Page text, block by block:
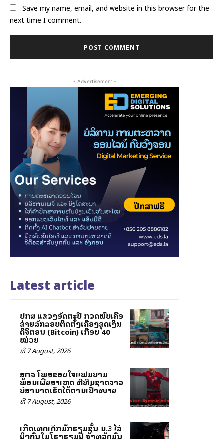
Save my name, email, and website in this browser for the
next time I comment.
- Advertisement -
Latest article
ປກສ ແຂວງອັດຕະປື ກວດພົບເຄືອ
ຂ່າຍລັກລອບຕິດຕັ້ງເຄື່ອງຂຸດເງິນ
ດິຈິຕອນ (Bitcoin) ເກືອບ 40
ໝ່ວຍ
ທີ 7 August, 2026
ສຕລ ໂພສຂອບໃຈແຟນບານ
ພ້ອມເຜີຍສາເຫດ ທີ່ທີມຊາດລາວ
ບໍ່ສາມາດເຮັດໄດ້ຕາມເປົ້າໝາຍ
ທີ 7 August, 2026
ເກີດເຫດເດັກນັກຮຽນຊັ້ນ ມ.3 ໄລ່
ຍິງຄົນໃນໂຮງຮຽນຢູ່ ຈັງຫວັດນົນ